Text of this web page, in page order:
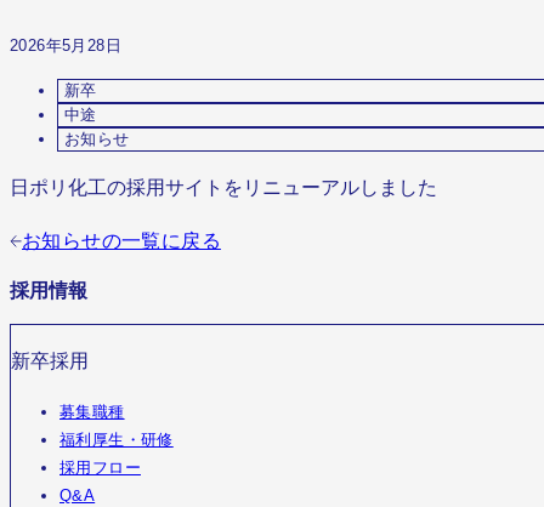
2026年5月28日
新卒
中途
お知らせ
日ポリ化工の採用サイトをリニューアルしました
お知らせの一覧に戻る
採用情報
新卒採用
募集職種
福利厚生・研修
採用フロー
Q&A